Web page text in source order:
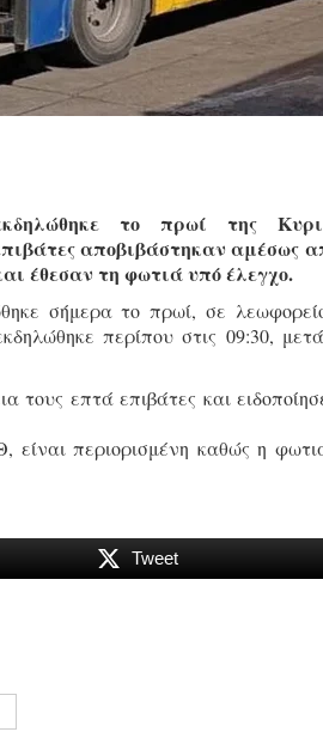
το πρωί της
αποβιβάστηκαν αμέσως
έθεσαν τη φωτιά υπό έλεγχο.
σήμερα το πρωί, σε
περίπου στις 09:30,
τους επτά επιβάτες και
περιορισμένη καθώς η
Tweet